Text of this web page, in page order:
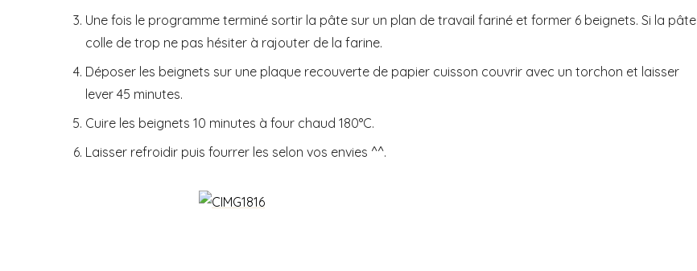
Une fois le programme terminé sortir la pâte sur un plan de travail fariné et former 6 beignets. Si la pâte
colle de trop ne pas hésiter à rajouter de la farine.
Déposer les beignets sur une plaque recouverte de papier cuisson couvrir avec un torchon et laisser
lever 45 minutes.
Cuire les beignets 10 minutes à four chaud 180°C.
Laisser refroidir puis fourrer les selon vos envies ^^.